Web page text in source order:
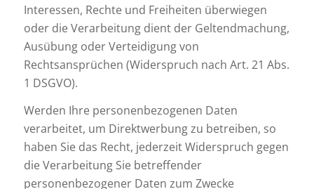
Interessen, Rechte und Freiheiten überwiegen
oder die Verarbeitung dient der Geltendmachung,
Ausübung oder Verteidigung von
Rechtsansprüchen (Widerspruch nach Art. 21 Abs.
1 DSGVO).
Werden Ihre personenbezogenen Daten
verarbeitet, um Direktwerbung zu betreiben, so
haben Sie das Recht, jederzeit Widerspruch gegen
die Verarbeitung Sie betreffender
personenbezogener Daten zum Zwecke